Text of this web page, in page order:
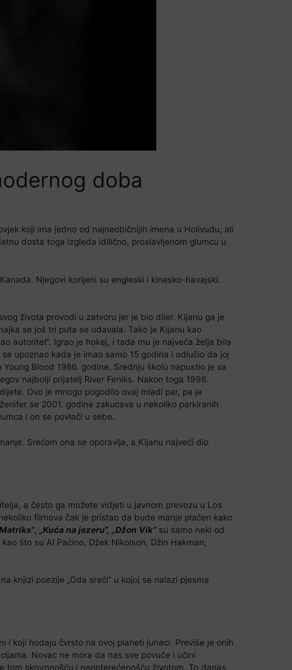
doba
koji ima jedno od najneobičnijih imena u Holivudu, ali
dosta toga izgleda idilično, proslavljenom glumcu u
Njegovi korijeni su engleski i kinesko-havajski.
života provodi u zatvoru jer je bio diler. Kijanu ga je
se još tri puta se udavala. Tako je Kijanu kao
autoritet“. Igrao je hokej, i tada mu je najveća želja bila
upoznao kada je imao samo 15 godina i odlučio da joj
Blood 1986. godine. Srednju školu napustio je sa
najbolji prijatelj River Feniks. Nakon toga 1998.
Ovo je mnogo pogodilo ovaj mladi par, pa je
se 2001. godine zakucava u nekoliko parkiranih
i on se povlači u sebe.
Srećom ona se oporavlja, a Kijanu najveći dio
a često ga možete vidjeti u javnom prevozu u Los
filmova čak je pristao da bude manje plaćen kako
, „Kuća na jezeru“, „Džon Vik“su samo neki od
što su Al Paćino, Džek Nikolson, Džin Hakman,
knjizi poezije „Oda sreći“ u kojoj se nalazi pjesma
i koji hodaju čvrsto na ovoj planeti junaci. Previše je onih
Novac ne mora da nas sve povuče i učini
tom skromnošću i neopterećenošću životom. To danas